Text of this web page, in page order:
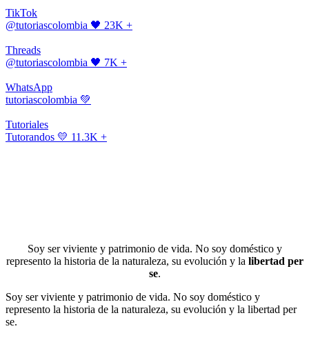
TikTok
@tutoriascolombia 🖤 23K +
Threads
@tutoriascolombia 🖤 7K +
WhatsApp
tutoriascolombia 💚
Tutoriales
Tutorandos 💛 11.3K +
Soy ser viviente y patrimonio de vida. No soy doméstico y
represento la historia de la naturaleza, su evolución y la libertad per
se.
Soy ser viviente y patrimonio de vida. No soy doméstico y
represento la historia de la naturaleza, su evolución y la libertad per
se.